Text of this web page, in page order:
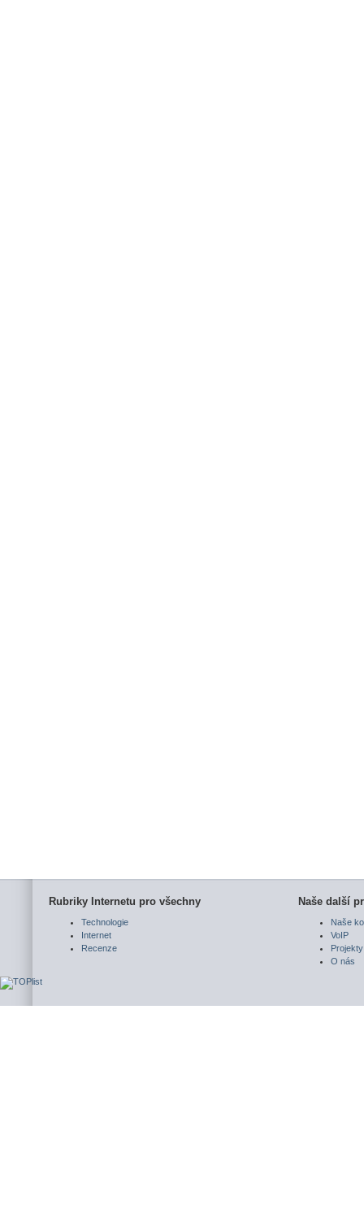
Rubriky Internetu pro všechny
Technologie
Internet
Recenze
Naše další
Naše
VoIP
Projekty
O nás